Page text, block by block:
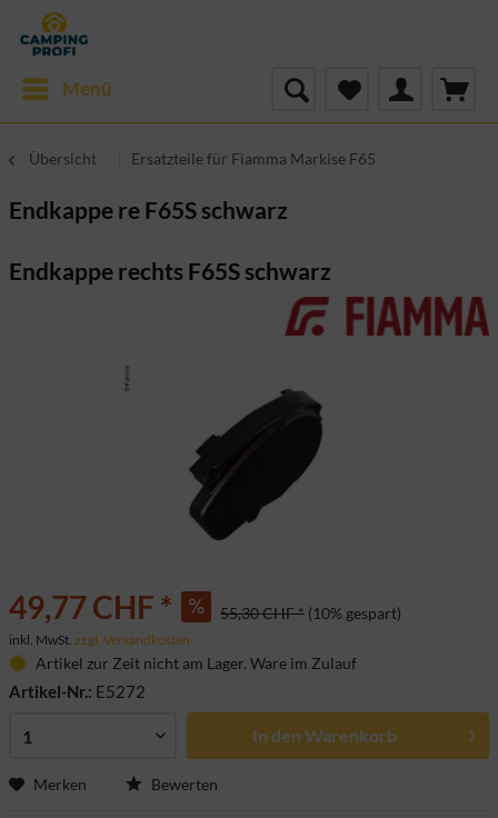
Menü
Übersicht Ersatzteile für Fiamma Markise F65
Endkappe re F65S schwarz
Endkappe rechts F65S schwarz
49,77 CHF * 55,30 CHF * (10% gespart)
inkl. MwSt. zzgl. Versandkosten
Artikel zur Zeit nicht am Lager. Ware im Zulauf
Artikel-Nr.: E5272
In den Warenkorb
Merken Bewerten